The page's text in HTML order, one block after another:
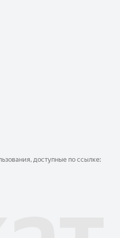
доступные по ссылке: